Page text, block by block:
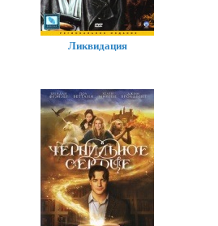
Ликвидация